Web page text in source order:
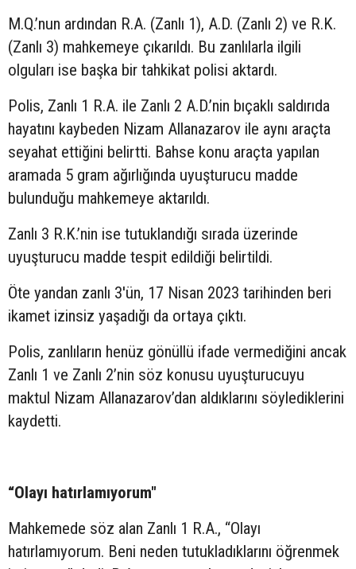
M.Q.’nun ardından R.A. (Zanlı 1), A.D. (Zanlı 2) ve R.K.
(Zanlı 3) mahkemeye çıkarıldı. Bu zanlılarla ilgili
olguları ise başka bir tahkikat polisi aktardı.
Polis, Zanlı 1 R.A. ile Zanlı 2 A.D.’nin bıçaklı saldırıda
hayatını kaybeden Nizam Allanazarov ile aynı araçta
seyahat ettiğini belirtti. Bahse konu araçta yapılan
aramada 5 gram ağırlığında uyuşturucu madde
bulunduğu mahkemeye aktarıldı.
Zanlı 3 R.K.’nin ise tutuklandığı sırada üzerinde
uyuşturucu madde tespit edildiği belirtildi.
Öte yandan zanlı 3'ün, 17 Nisan 2023 tarihinden beri
ikamet izinsiz yaşadığı da ortaya çıktı.
Polis, zanlıların henüz gönüllü ifade vermediğini ancak
Zanlı 1 ve Zanlı 2’nin söz konusu uyuşturucuyu
maktul Nizam Allanazarov’dan aldıklarını söylediklerini
kaydetti.
“Olayı hatırlamıyorum"
Mahkemede söz alan Zanlı 1 R.A., “Olayı
hatırlamıyorum. Beni neden tutukladıklarını öğrenmek